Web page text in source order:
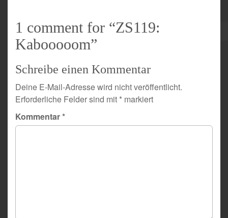
1 comment for “ZS119:
Kabooooom”
Schreibe einen Kommentar
Deine E-Mail-Adresse wird nicht veröffentlicht.
Erforderliche Felder sind mit * markiert
Kommentar*